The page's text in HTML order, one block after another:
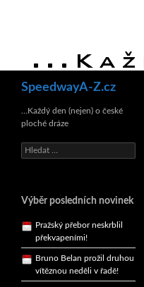
SpeedwayA-Z.cz
…Každý den (nejen) o české
ploché dráze
Vyhledávání
Výběr posledních novinek
triumfu na domácí dráze!
dlouhodrážní titul!
Pražský přebor neskrblil
Bruno Belan prožil druhou
Bruno Belan se radoval z